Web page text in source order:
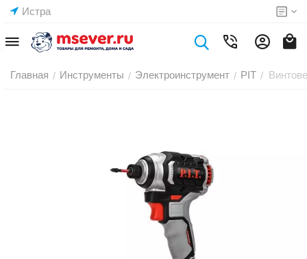
Истра
Главная / Инструменты / Электроинструмент / PIT /